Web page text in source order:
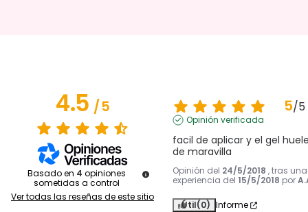
4.5/5
Basado en 4 opiniones
sometidas a control
Ver todas las reseñas de este sitio
5/5
Opinión verificada
facil de aplicar y el gel
de maravilla
Opinión del 24/5/2018 , tras una
experiencia del 15/5/2018 por
Útil(0) Informe